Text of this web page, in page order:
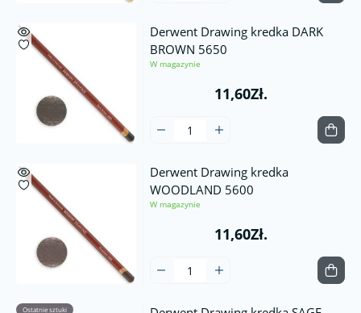
Derwent Drawing kredka DARK
BROWN 5650
W magazynie
11,60Zł.
Derwent Drawing kredka
WOODLAND 5600
W magazynie
11,60Zł.
Ostatnie sztuki